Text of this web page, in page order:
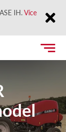
IH.Více
Close